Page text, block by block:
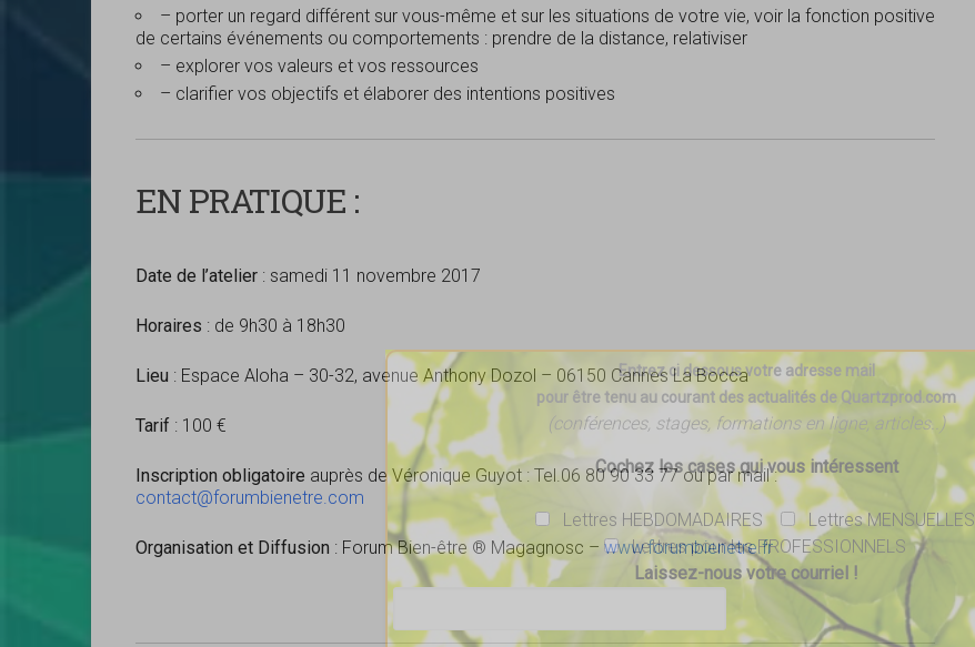
– porter un regard différent sur vous-même et sur les situations de votre vie, voir la fonction positive
de certains événements ou comportements : prendre de la distance, relativiser
– explorer vos valeurs et vos ressources
– clarifier vos objectifs et élaborer des intentions positives
EN PRATIQUE :
Date de l’atelier : samedi 11 novembre 2017
Horaires : de 9h30 à 18h30
Lieu : Espace Aloha – 30-32, avenue Anthony Dozol – 06150 Cannes La Bocca
Tarif : 100 €
Inscription obligatoire auprès de Véronique Guyot : Tel.06 80 90 33 77 ou par mail :
contact@forumbienetre.com
Organisation et Diffusion : Forum Bien-être ® Magagnosc – www.forumbienetre.fr
Entrez ci dessous votre adresse mail
pour être tenu au courant des actualités de Quartzprod.com
(conférences, stages, formations en ligne, articles..)
Cochez les cases qui vous intéressent
Lettres HEBDOMADAIRES
Lettres MENSUELLES
Lettres pour les PROFESSIONNELS
Laissez-nous votre courriel !